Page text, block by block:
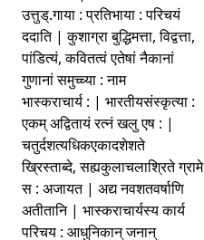
उत्तुड्.गाया : प्रतिभाया : परिचयं
ददाति | कुशाग्रा बुद्धिमत्ता, विद्वत्ता,
पांडित्यं, कवितत्वं एतेषां नैकानां
गुणानां समुच्च्या : नाम
भास्कराचार्य : | भारतीयसंस्कृत्या :
एकम् अद्वितायं रत्नं खलु एष : |
चतुर्दशत्यधिकएकादशेशते
ख्रिस्ताब्दे, सह्यकुलाचलाश्रिते ग्रामे
स : अजायत | अद्य नवशतवर्षाणि
अतीतानि | भास्कराचार्यस्य कार्य
परिचय : आधुनिकान् जनान्